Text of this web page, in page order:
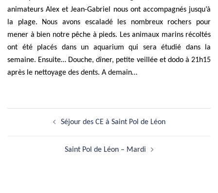
animateurs Alex et Jean-Gabriel nous ont accompagnés jusqu’à
la plage. Nous avons escaladé les nombreux rochers pour
mener à bien notre pêche à pieds. Les animaux marins récoltés
ont été placés dans un aquarium qui sera étudié dans la
semaine. Ensuite… Douche, dîner, petite veillée et dodo à 21h15
après le nettoyage des dents. A demain…
Séjour des CE à Saint Pol de Léon
Saint Pol de Léon – Mardi